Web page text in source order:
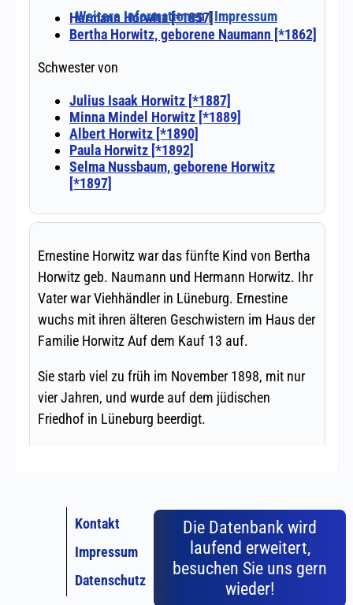
Kontakt
Impressum
Datenschutz
Die Datenbank wird
laufend erweitert,
besuchen Sie uns gern
wieder!
Weitere Informationen|Impressum